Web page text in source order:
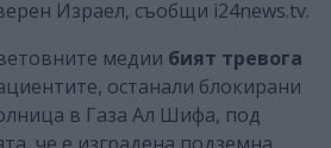
Израел, съобщи i24news.tv.
медии бият тревога
останали блокирани
в Газа Ал Шифа, под